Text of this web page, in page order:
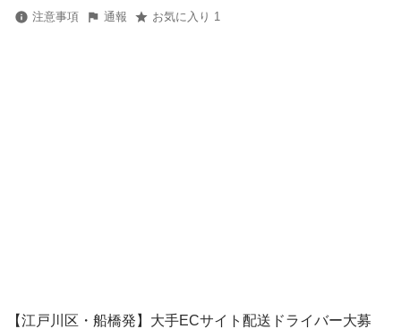
注意事項 通報 お気に入り 1
【江戸川区・船橋発】大手ECサイト配送ドライバー大募